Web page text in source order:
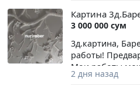
✨ В чем моя
учебников.
затягивает!).
снимать
современных
родителей!),
Картина
3 000 000 сум
3д.картина,
работы!
Мои работы
очень
2 дня назад